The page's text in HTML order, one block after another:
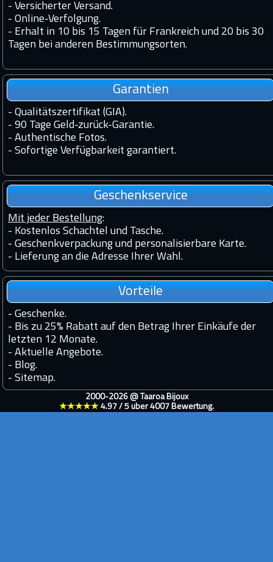
- Versicherter Versand.
- Online-Verfolgung.
- Erhalt in 10 bis 15 Tagen für Frankreich und 20 bis 30
Tagen bei anderen Bestimmungsorten.
Garantien
- Qualitätszertifikat (GIA).
- 90 Tage Geld-zurück-Garantie.
- Authentische Fotos.
- Sofortige Verfügbarkeit garantiert.
Geschenkservice
Mit jeder Bestellung:
- Kostenlos Schachtel und Tasche.
- Geschenkverpackung und personalisierbare Karte.
- Lieferung an die Adresse Ihrer Wahl.
Vorteile
- Geschenke.
- Bis zu 25% Rabatt auf den Betrag Ihrer Einkäufe der
letzten 12 Monate.
- Aktuelle Angebote.
- Blog.
- Sitemap.
2000-2026 @ Taaroa Bijoux
★★★★★ 4.97 / 5 über 4007 Bewertung.